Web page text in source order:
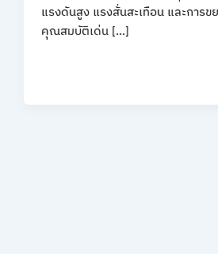
แรงดันสูง แรงสั่นสะเทือน และการข
คุณสมบัติเด่น […]